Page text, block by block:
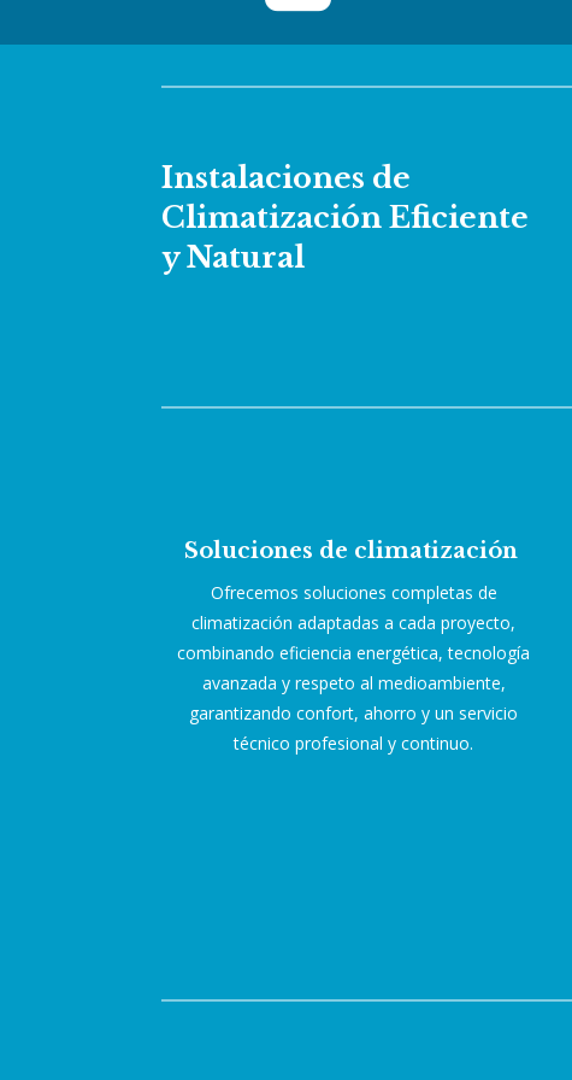
Instalaciones de
Climatización Eficiente
y Natural
Soluciones de climatización
Ofrecemos soluciones completas de
climatización adaptadas a cada proyecto,
combinando eficiencia energética, tecnología
avanzada y respeto al medioambiente,
garantizando confort, ahorro y un servicio
técnico profesional y continuo.